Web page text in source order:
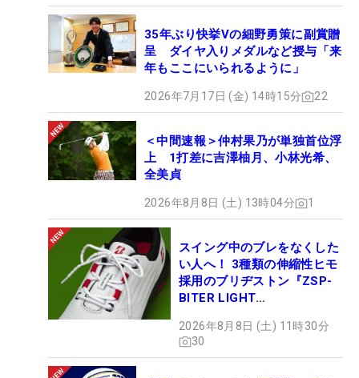
35年ぶり快挙Vの細野勇策に副賞贈
呈 ダイヤ入りメダルなど授与「来
年もここにいられるように」
2026年7月17日 (金) 14時15分 22
＜中間速報＞仲村果乃が単独首位浮
上 1打差に吉澤柚月、小林光希、
全美貞
2026年8月8日 (土) 13時04分 1
スイング中のブレをなくした
い人へ！ 3種類の伸縮性ヒモ
採用のブリヂストン『ZSP-
BITER LIGHT
ュー
2026年8月8日 (土) 11時30分
30